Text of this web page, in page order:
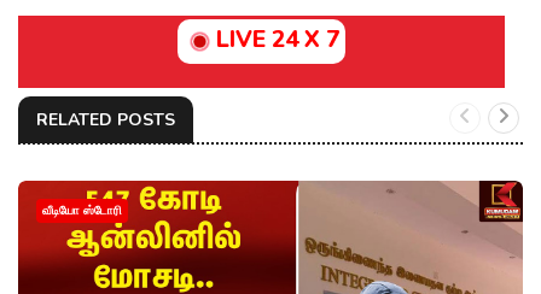
LIVE 24 X 7
RELATED POSTS
வீடியோ ஸ்டோரி